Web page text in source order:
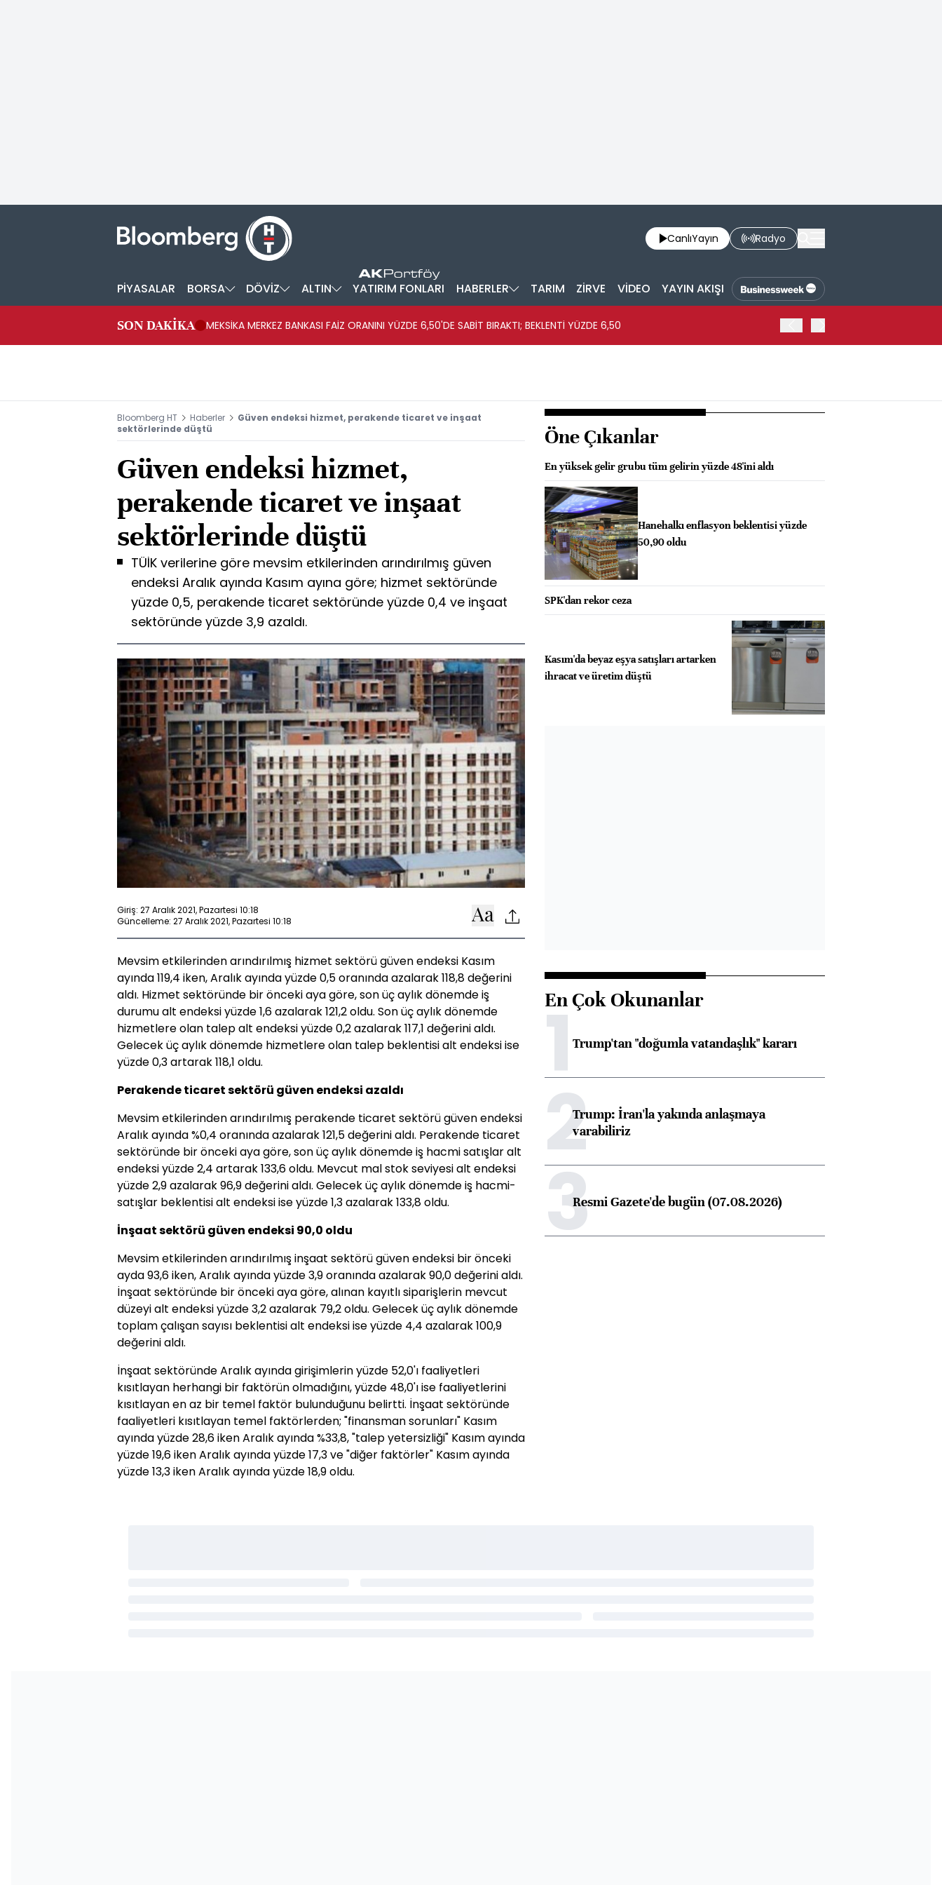
CanlıYayın Radyo
PİYASALAR BORSA DÖVİZ ALTIN YATIRIM FONLARI HABERLER TARIM ZİRVE VİDEO YAYIN AKIŞI
SON DAKİKA MEKSİKA MERKEZ BANKASI FAİZ ORANINI YÜZDE 6,50'DE SABİT BIRAKTI; BEKLENTİ YÜZDE 6,50
Bloomberg HT Haberler
Güven endeksi hizmet, perakende ticaret ve inşaat
sektörlerinde düştü
Güven endeksi hizmet,
perakende ticaret ve inşaat
sektörlerinde düştü
TÜİK verilerine göre mevsim etkilerinden arındırılmış güven
endeksi Aralık ayında Kasım ayına göre; hizmet sektöründe
yüzde 0,5, perakende ticaret sektöründe yüzde 0,4 ve inşaat
sektöründe yüzde 3,9 azaldı.
Giriş: 27 Aralık 2021, Pazartesi 10:18
Güncelleme: 27 Aralık 2021, Pazartesi 10:18
Mevsim etkilerinden arındırılmış hizmet sektörü güven endeksi Kasım
ayında 119,4 iken, Aralık ayında yüzde 0,5 oranında azalarak 118,8 değerini
aldı. Hizmet sektöründe bir önceki aya göre, son üç aylık dönemde iş
durumu alt endeksi yüzde 1,6 azalarak 121,2 oldu. Son üç aylık dönemde
hizmetlere olan talep alt endeksi yüzde 0,2 azalarak 117,1 değerini aldı.
Gelecek üç aylık dönemde hizmetlere olan talep beklentisi alt endeksi ise
yüzde 0,3 artarak 118,1 oldu.
Perakende ticaret sektörü güven endeksi azaldı
Mevsim etkilerinden arındırılmış perakende ticaret sektörü güven endeksi
Aralık ayında %0,4 oranında azalarak 121,5 değerini aldı. Perakende ticaret
sektöründe bir önceki aya göre, son üç aylık dönemde iş hacmi satışlar alt
endeksi yüzde 2,4 artarak 133,6 oldu. Mevcut mal stok seviyesi alt endeksi
yüzde 2,9 azalarak 96,9 değerini aldı. Gelecek üç aylık dönemde iş hacmi-
satışlar beklentisi alt endeksi ise yüzde 1,3 azalarak 133,8 oldu.
İnşaat sektörü güven endeksi 90,0 oldu
Mevsim etkilerinden arındırılmış inşaat sektörü güven endeksi bir önceki
ayda 93,6 iken, Aralık ayında yüzde 3,9 oranında azalarak 90,0 değerini aldı.
İnşaat sektöründe bir önceki aya göre, alınan kayıtlı siparişlerin mevcut
düzeyi alt endeksi yüzde 3,2 azalarak 79,2 oldu. Gelecek üç aylık dönemde
toplam çalışan sayısı beklentisi alt endeksi ise yüzde 4,4 azalarak 100,9
değerini aldı.
İnşaat sektöründe Aralık ayında girişimlerin yüzde 52,0'ı faaliyetleri
kısıtlayan herhangi bir faktörün olmadığını, yüzde 48,0'ı ise faaliyetlerini
kısıtlayan en az bir temel faktör bulunduğunu belirtti. İnşaat sektöründe
faaliyetleri kısıtlayan temel faktörlerden; "finansman sorunları" Kasım
ayında yüzde 28,6 iken Aralık ayında %33,8, "talep yetersizliği" Kasım ayında
yüzde 19,6 iken Aralık ayında yüzde 17,3 ve "diğer faktörler" Kasım ayında
yüzde 13,3 iken Aralık ayında yüzde 18,9 oldu.
Öne Çıkanlar
En yüksek gelir grubu tüm gelirin yüzde 48'ini aldı
Hanehalkı enflasyon beklentisi yüzde
50,90 oldu
SPK'dan rekor ceza
Kasım'da beyaz eşya satışları artarken
ihracat ve üretim düştü
En Çok Okunanlar
1Trump'tan "doğumla vatandaşlık" kararı
2Trump: İran'la yakında anlaşmaya
varabiliriz
3Resmi Gazete'de bugün (07.08.2026)